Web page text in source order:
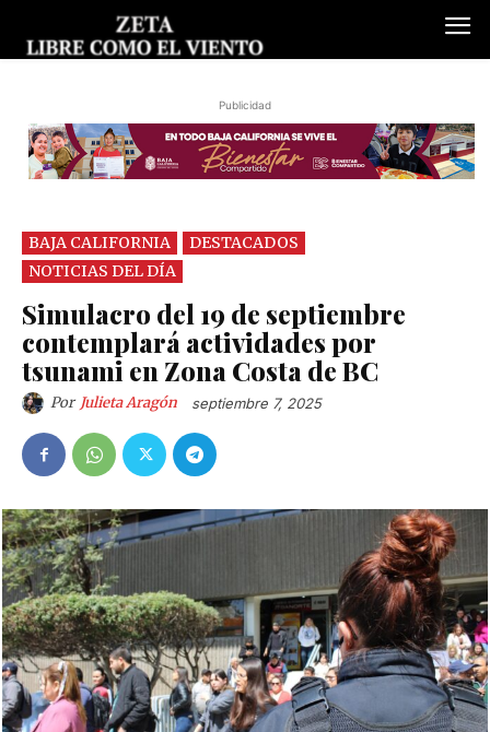
Publicidad
BAJA CALIFORNIA
DESTACADOS
NOTICIAS DEL DÍA
Simulacro del 19 de septiembre
contemplará actividades por
tsunami en Zona Costa de BC
Por Julieta Aragón septiembre 7, 2025